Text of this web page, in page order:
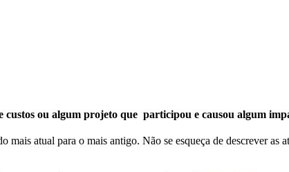
ou algum projeto que participou e causou algum
mais atual para o mais antigo. Não se esqueça de descrever